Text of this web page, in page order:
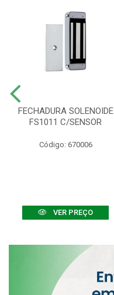
FECHADURA SOLENOIDE
FS1011 C/SENSOR
Código: 670006
VER PREÇO